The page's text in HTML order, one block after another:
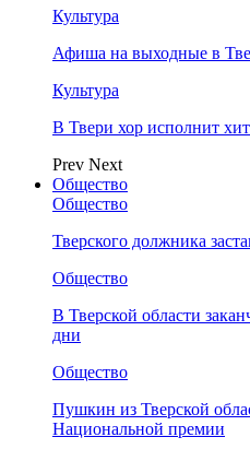
Культура
Афиша на выходные в
Культура
В Твери хор исполнит
Prev Next
Общество
Общество
Тверского должника
Общество
В Тверской области
дни
Общество
Пушкин из Тверской
Национальной премии